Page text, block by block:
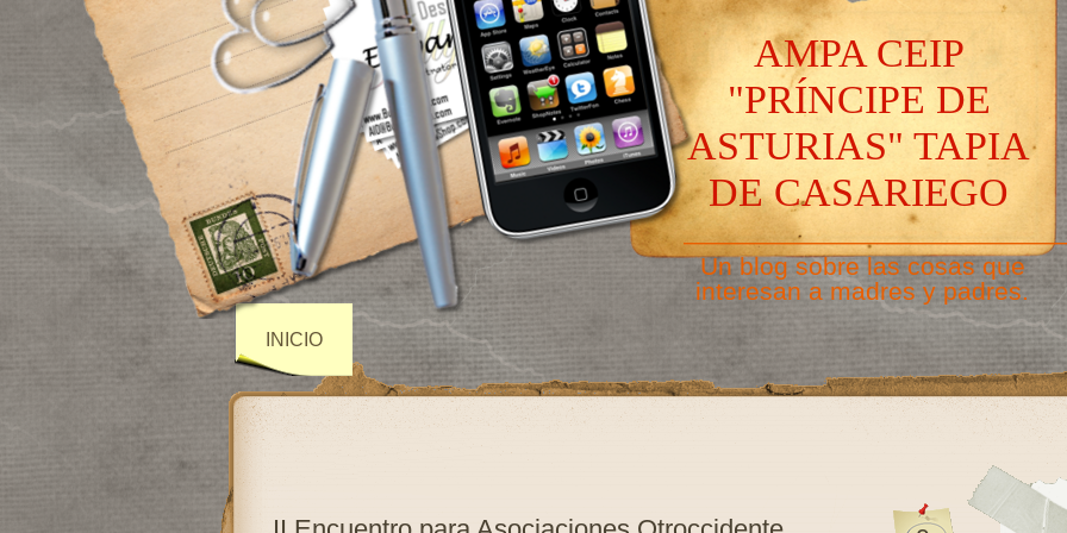
AMPA CEIP
"PRÍNCIPE DE
ASTURIAS" TAPIA
DE CASARIEGO
Un blog sobre las cosas que
interesan a madres y padres.
INICIO